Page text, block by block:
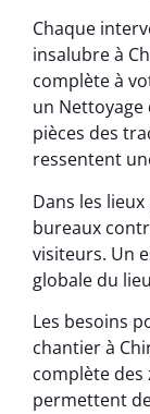
Chaque
insalubre à
complète à
un
pièces des
ressentent
Dans les
bureaux
visiteurs. Un
globale du
Les besoins
chantier à
complète des
permettent